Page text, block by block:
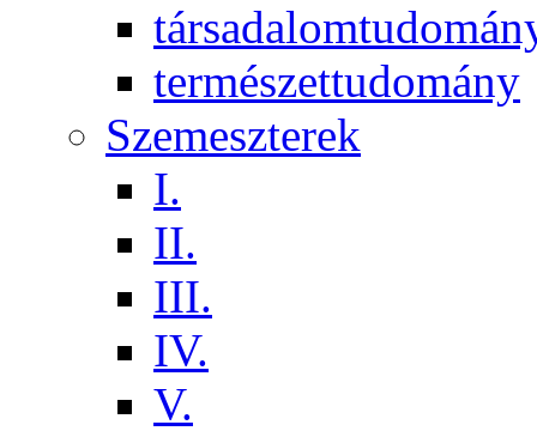
természettudomány
Szemeszterek
I.
II.
III.
IV.
V.